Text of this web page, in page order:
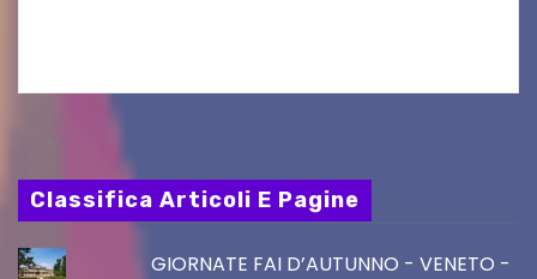
Classifica Articoli E Pagine
GIORNATE FAI D’AUTUNNO - VENETO -